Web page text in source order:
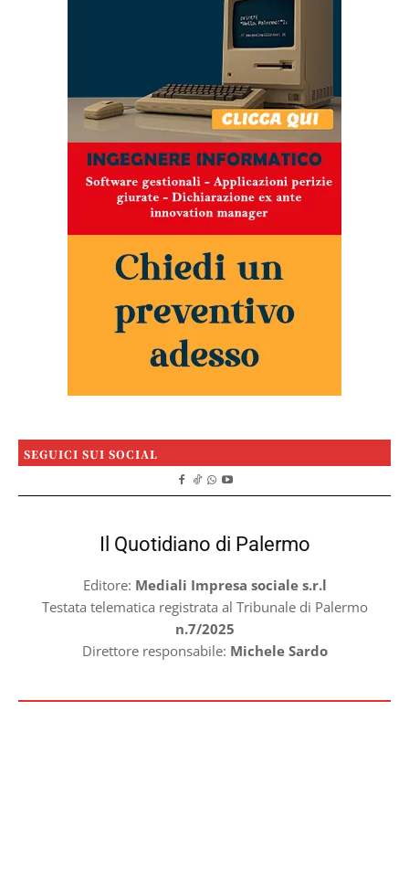
SEGUICI SUI SOCIAL
Il Quotidiano di Palermo
Editore: Mediali Impresa sociale s.r.l
Testata telematica registrata al Tribunale di Palermo
n.7/2025
Direttore responsabile: Michele Sardo